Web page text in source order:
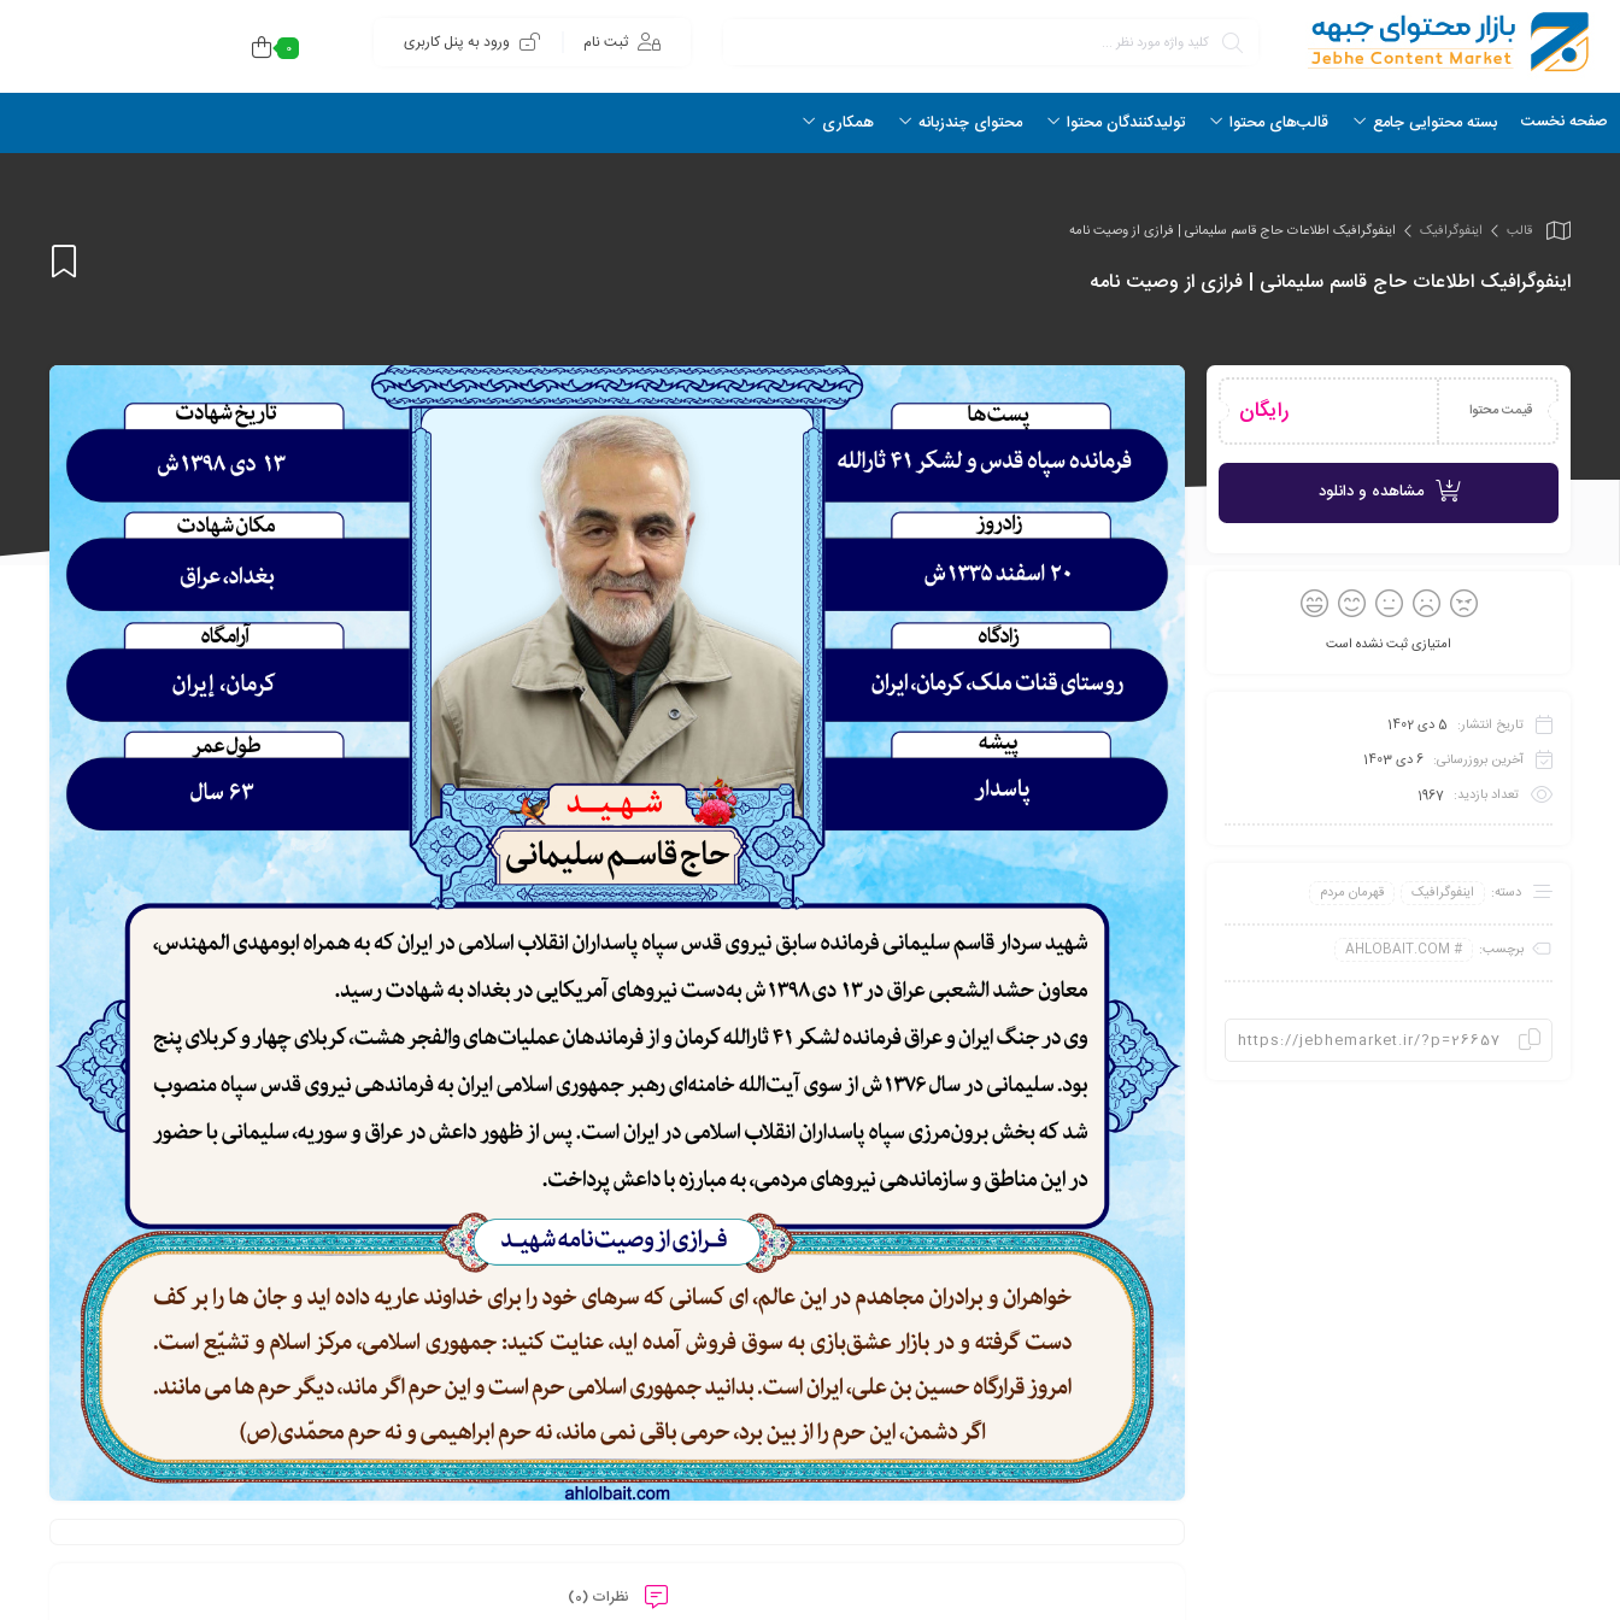
ثبت نام ورود به پنل کاربری 0
صفحه نخست بسته محتوایی جامع قالب‌های محتوا تولیدکنندگان محتوا محتوای چندزبانه همکاری
قالب اینفو‌گرافیک اینفو‌گرافیک اطلاعات حاج قاسم سلیمانی | فرازی از وصیت نامه
اینفو‌گرافیک اطلاعات حاج قاسم سلیمانی | فرازی از وصیت نامه
به
علاقه
مندی
نظرات (0)
قیمت محتوا رایگان
مشاهده و دانلود
امتیازی ثبت نشده است
تاریخ انتشار: 5 دی 1402
آخرین بروزرسانی: 6 دی 1403
تعداد بازدید: 1967
دسته: اینفو‌گرافیک قهرمان مردم
برچسب: AHLOBAIT.COM